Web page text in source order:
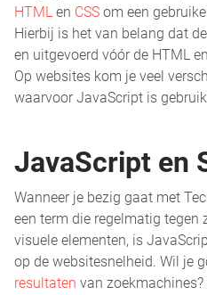
HTML en CSS om een
Hierbij is het van belang dat
en uitgevoerd vóór de HTML
Op websites kom je veel
waarvoor JavaScript is
JavaScript en
Wanneer je bezig gaat met
een term die regelmatig tegen
visuele elementen, is
op de websitesnelheid. Wil je
resultaten van